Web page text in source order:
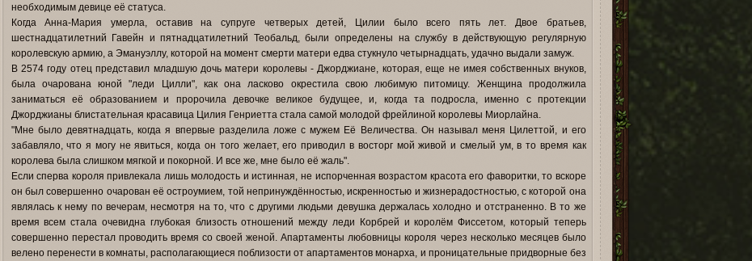
необходимым девице её статуса.
Когда Анна-Мария умерла, оставив на супруге четверых детей, Цилии было всего пять лет. Двое братьев,
шестнадцатилетний Гавейн и пятнадцатилетний Теобальд, были определены на службу в действующую регулярную
королевскую армию, а Эмануэллу, которой на момент смерти матери едва стукнуло четырнадцать, удачно выдали замуж.
В 2574 году отец представил младшую дочь матери королевы - Джорджиане, которая, еще не имея собственных внуков,
была очарована юной "леди Цилли", как она ласково окрестила свою любимую питомицу. Женщина продолжила
заниматься её образованием и пророчила девочке великое будущее, и, когда та подросла, именно с протекции
Джорджианы блистательная красавица Цилия Генриетта стала самой молодой фрейлиной королевы Миорлайна.
"Мне было девятнадцать, когда я впервые разделила ложе с мужем Её Величества. Он называл меня Цилеттой, и его
забавляло, что я могу не явиться, когда он того желает, его приводил в восторг мой живой и смелый ум, в то время как
королева была слишком мягкой и покорной. И все же, мне было её жаль".
Если сперва короля привлекала лишь молодость и истинная, не испорченная возрастом красота его фаворитки, то вскоре
он был совершенно очарован её остроумием, той непринуждённостью, искренностью и жизнерадостностью, с которой она
являлась к нему по вечерам, несмотря на то, что с другими людьми девушка держалась холодно и отстраненно. В то же
время всем стала очевидна глубокая близость отношений между леди Корбрей и королём Фиссетом, который теперь
совершенно перестал проводить время со своей женой. Апартаменты любовницы короля через несколько месяцев было
велено перенести в комнаты, располагающиеся поблизости от апартаментов монарха, и проницательные придворные без